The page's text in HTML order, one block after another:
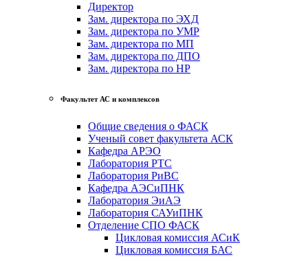
Директор
Зам. директора по ЭХД
Зам. директора по УМР
Зам. директора по МП
Зам. директора по ДПО
Зам. директора по НР
Факультет АС и комплексов
Общие сведения о ФАСК
Ученый совет факультета АСК
Кафедра АРЭО
Лаборатория РТС
Лаборатория РиВС
Кафедра АЭСиПНК
Лаборатория ЭиАЭ
Лаборатория САУиПНК
Отделение СПО ФАСК
Цикловая комиссия АСиК
Цикловая комиссия БАС